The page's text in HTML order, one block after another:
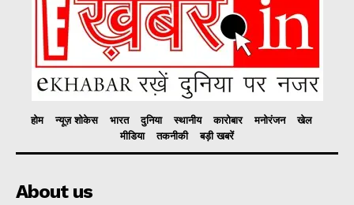
होम न्यूज़ शोकेस भारत दुनिया स्थानीय कारोबार मनोरंजन
खेल
मीडिया
तकनीकी बड़ी खबरें
About us